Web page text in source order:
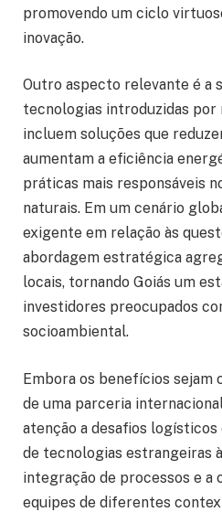
promovendo um ciclo
inovação.
Outro aspecto relevante é a
tecnologias introduzidas por
incluem soluções que
aumentam a eficiência
práticas mais responsáveis
naturais. Em um cenário
exigente em relação às
abordagem estratégica
locais, tornando Goiás um
investidores preocupados
socioambiental.
Embora os benefícios sejam
de uma parceria
atenção a desafios logísticos
de tecnologias estrangeiras
integração de processos e a
equipes de diferentes